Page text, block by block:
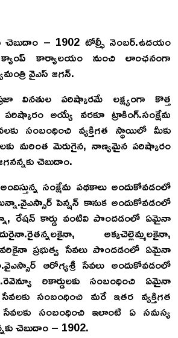
చెబుదాం – 1902 టోల్ఫ్రీ నెంబర్.ఉదయం
క్యాంప్ కార్యాలయం నుంచి లాంఛనంగా
వైఎస్ జగన్.
వినతుల పరిష్కారమే లక్ష్యంగా కొత్త
పరిష్కారం అయ్యే వరకూ ట్రాకింగ్.సంక్షేమ
సంబంధించి వ్యక్తిగత స్ధాయిలో మీకు
మరింత మెరుగైన, నాణ్యమైన పరిష్కారం
చెబుదాం.
సంక్షేమ పథకాలు అందుకోవడంలో
పెన్షన్ కానుక అందుకోవడంలో
రేషన్ కార్డు వంటివి పొందడంలో ఏమైనా
అక్కచెల్లెమ్మలకైనా,
ప్రభుత్వ సేవలు పొందడంలో ఏమైనా
ఆరోగ్యశ్రీ సేవలు అందుకోవడంలో
రికార్డులకు సంబంధించి ఏమైనా
సేవలకు సంబంధించి మరే ఇతర వ్యక్తిగత
సేవలకు సంబంధించి ఇలాంటి ఏ సమస్య
చెబుదాం – 1902.